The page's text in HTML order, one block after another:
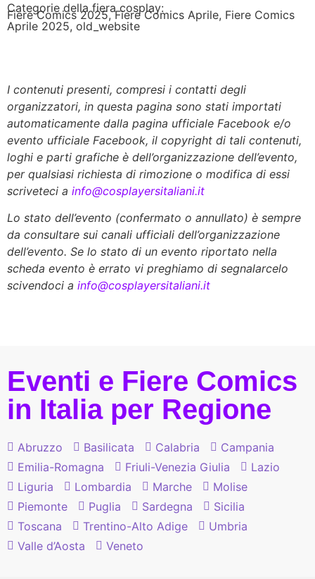
Categorie della fiera cosplay:
Fiere Comics 2025,Fiere Comics Aprile, Fiere Comics
Aprile 2025, old_website
I contenuti presenti, compresi i contatti degli
organizzatori, in questa pagina sono stati importati
automaticamente dalla pagina ufficiale Facebook e/o
evento ufficiale Facebook, il copyright di tali contenuti,
loghi e parti grafiche è dell’organizzazione dell’evento,
per qualsiasi richiesta di rimozione o modifica di essi
scriveteci a info@cosplayersitaliani.it
Lo stato dell’evento (confermato o annullato) è sempre
da consultare sui canali ufficiali dell’organizzazione
dell’evento. Se lo stato di un evento riportato nella
scheda evento è errato vi preghiamo di segnalarcelo
scivendoci a info@cosplayersitaliani.it
Eventi e Fiere Comics
in Italia per Regione
Abruzzo Basilicata Calabria
Campania
Emilia-Romagna
Friuli-Venezia Giulia
Lazio
Liguria
Lombardia Marche
Molise
Piemonte
Puglia Sardegna
Sicilia
Toscana
Trentino-Alto Adige
Umbria
Valle d’Aosta
Veneto